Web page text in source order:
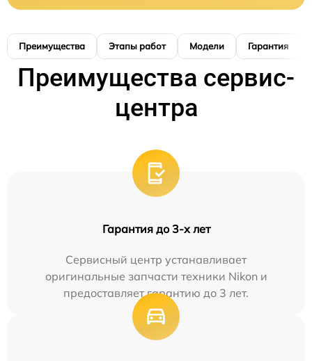
Преимущества Этапы работ Модели Гарантия
Преимущества сервис-
центра
Гарантия до 3-х лет
Сервисный центр устанавливает
оригинальные запчасти техники Nikon и
предоставляет гарантию до 3 лет.